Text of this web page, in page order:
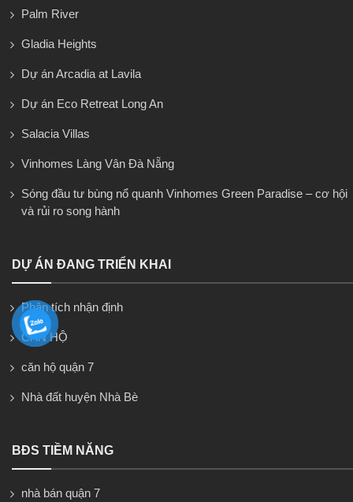
Palm River
Gladia Heights
Dự án Arcadia at Lavila
Dự án Eco Retreat Long An
Salacia Villas
Vinhomes Làng Vân Đà Nẵng
Sóng đầu tư bùng nổ quanh Vinhomes Green Paradise – cơ hội
và rủi ro song hành
DỰ ÁN ĐANG TRIỂN KHAI
Phân tích nhận định
CĂN HỘ
căn hộ quận 7
Nhà đất huyện Nhà Bè
BĐS TIỀM NĂNG
nhà bán quận 7